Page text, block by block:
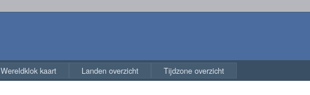
Wereldklok kaart Landen overzicht Tijdzone overzicht